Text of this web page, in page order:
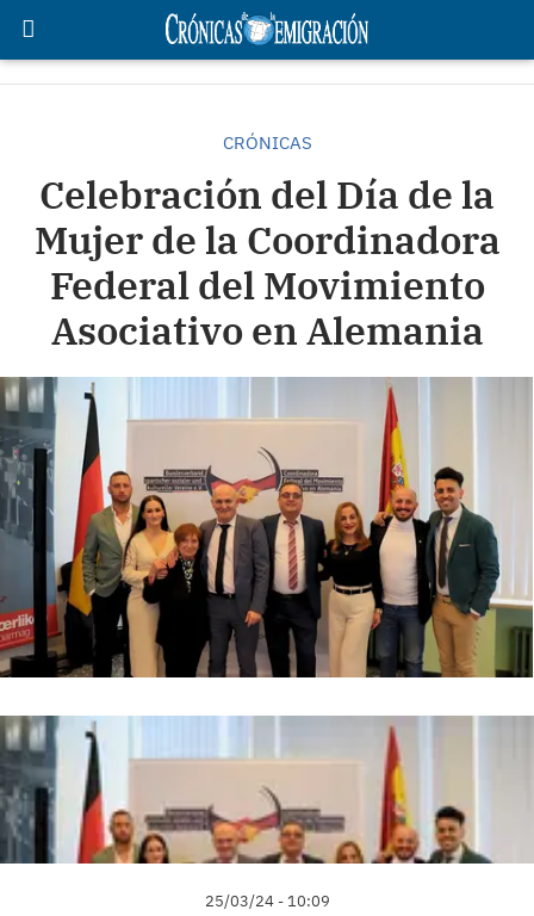
CRÓNICAS
Celebración del Día de la
Mujer de la Coordinadora
Federal del Movimiento
Asociativo en Alemania
25/03/24 - 10:09